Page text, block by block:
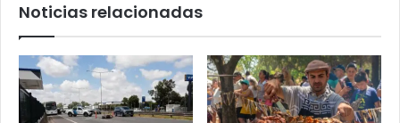
Noticias relacionadas